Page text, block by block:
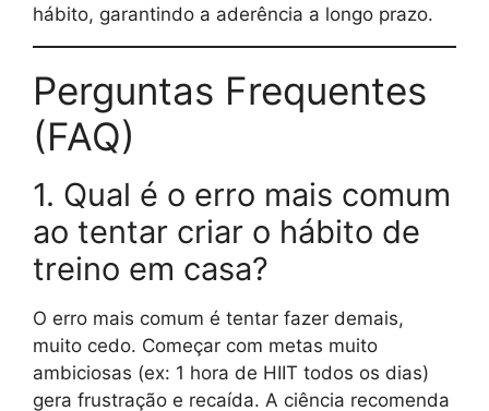
hábito, garantindo a aderência a longo prazo.
Perguntas Frequentes
(FAQ)
1. Qual é o erro mais comum
ao tentar criar o hábito de
treino em casa?
O erro mais comum é tentar fazer demais,
muito cedo. Começar com metas muito
ambiciosas (ex: 1 hora de HIIT todos os dias)
gera frustração e recaída. A ciência recomenda